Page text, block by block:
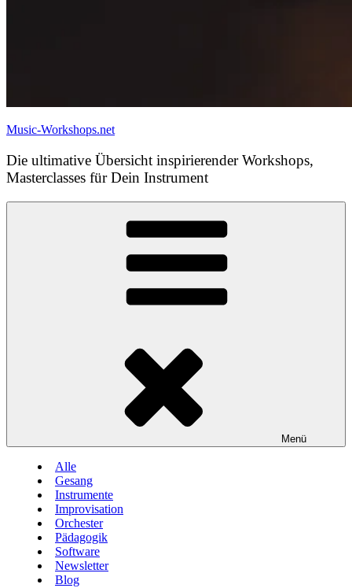
Music-Workshops.net
Die ultimative Übersicht inspirierender Workshops,
Masterclasses für Dein Instrument
Menü
Alle
Gesang
Instrumente
Improvisation
Orchester
Pädagogik
Software
Newsletter
Blog